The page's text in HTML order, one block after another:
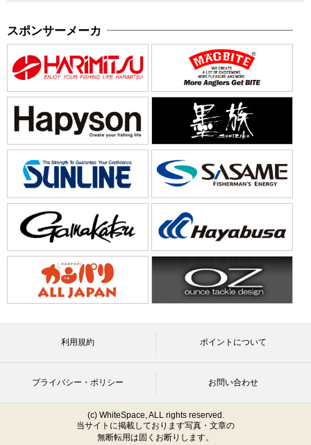
スポンサーメーカ
利用規約 ポイントについて
プライバシー・ポリシー お問い合わせ
(c) WhiteSpace, ALL rights reserved.
当サイトに掲載しております写真・文章の
無断転用は固くお断りします。